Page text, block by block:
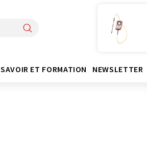
SAVOIR ET FORMATION NEWSLETTER